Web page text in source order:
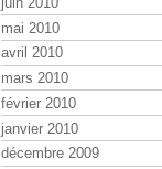
mai 2010
avril 2010
mars 2010
février 2010
janvier 2010
décembre 2009